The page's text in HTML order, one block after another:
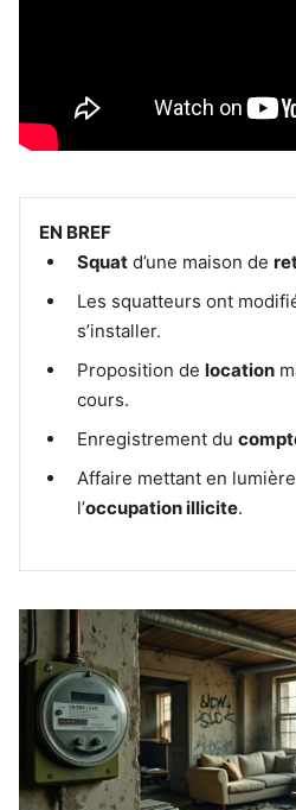
EN BREF
Squat d’une maison de
Les squatteurs ont
s’installer.
Proposition de location
cours.
Enregistrement du
Affaire mettant en
l’occupation illicite.